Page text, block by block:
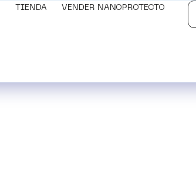
TIENDA VENDER NANOPROTECTO